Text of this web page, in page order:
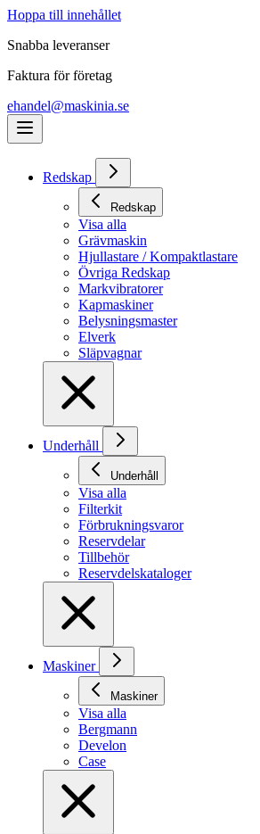
Hoppa till innehållet
Snabba leveranser
Faktura för företag
ehandel@maskinia.se
Redskap
Redskap
Visa alla
Grävmaskin
Hjullastare / Kompaktlastare
Övriga Redskap
Markvibratorer
Kapmaskiner
Belysningsmaster
Elverk
Släpvagnar
Underhåll
Underhåll
Visa alla
Filterkit
Förbrukningsvaror
Reservdelar
Tillbehör
Reservdelskataloger
Maskiner
Maskiner
Visa alla
Bergmann
Develon
Case